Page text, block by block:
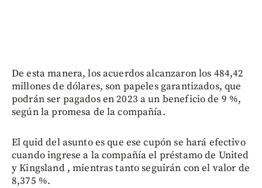
De esta manera, los acuerdos alcanzaron los 484,42
millones de dólares, son papeles garantizados, que
podrán ser pagados en 2023 a un beneficio de 9 %,
según la promesa de la compañía.
El quid del asunto es que ese cupón se hará efectivo
cuando ingrese a la compañía el préstamo de United
y Kingsland , mientras tanto seguirán con el valor de
8,375 %.